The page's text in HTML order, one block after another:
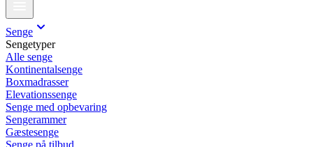
Senge
Sengetyper
Alle senge
Kontinentalsenge
Boxmadrasser
Elevationssenge
Senge med opbevaring
Sengerammer
Gæstesenge
Senge på tilbud